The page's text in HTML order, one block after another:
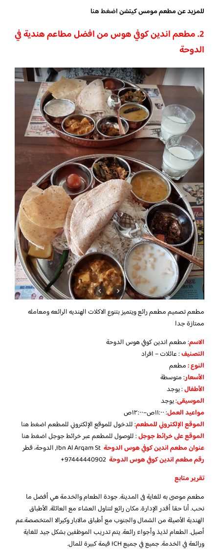
للمزيد عن مطعم مومس كيتشناضغط هنا
2. مطعم اندين كوفي هوس من افضل مطاعم هندية في
الدوحة
مطعمتصميم مطعم رائع ويتميز بتنوع الاكلات الهنديه الرائعه ومعامله
ممتازة جدا
الاسم: مطعم اندين كوفي هوس الدوحة
التصنيف: عائلات – افراد
النوع :مطعم
الأسعار:متوسطة
الأطفال:يوجد
الموسيقى:يوجد
مواعيد العمل: ١١:٠٠ص–١٢:٠٠ص
الموقع الإلكتروني للمطعم: للدخول للموقع الإلكتروني للمطعماضغط هنا
الموقع على خرائط جوجل: للوصول للمطعم عبر خرائط جوجلاضغط هنا
عنوان مطعم اندين كوفي هوس الدوحة Ibn Al Arqam St, الدوحة، قطر
رقم مطعم اندين كوفي هوس الدوحة 97444440902+
تقرير متابع
مطعم موصى به للغاية فى المدينة. جودة الطعام والخدمة هي أفضل ما
نحب. أنا حقا أقدر الإدارة. مكان رائع لتناول العشاء مع العائلة. الأطباق
الهندية الأصيلة من الشمال والجنوب مع أطباق مالابار وكيرالا المتخصصة.عم
أصيل. الطعام لذيذ وأجواء رائعة. يتم تدريب الموظفين بشكل جيد للغاية
ورائعة في الخدمة. جميع في جميع ICH قيمة كبيرة للمال.